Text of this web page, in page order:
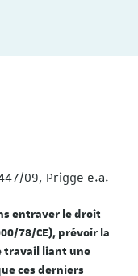
09, Prigge e.a.
entraver le droit
78/CE), prévoir la
travail liant une
ces derniers